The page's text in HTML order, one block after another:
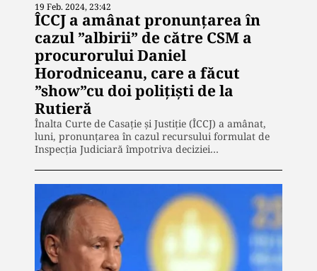
19 Feb. 2024, 23:42
ÎCCJ a amânat pronunțarea în
cazul ”albirii” de către CSM a
procurorului Daniel
Horodniceanu, care a făcut
”show”cu doi polițiști de la
Rutieră
Înalta Curte de Casaţie şi Justiţie (ÎCCJ) a amânat,
luni, pronunţarea în cazul recursului formulat de
Inspecţia Judiciară împotriva deciziei…